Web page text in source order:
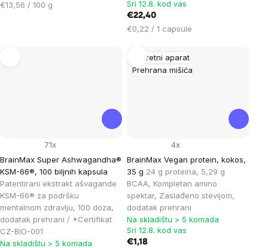
Cijena
€13,56 / 100 g
Sri 12.8. kod vas
€22,40
Cijena
€0,22 / 1 capsule
BrainMax Super Ashwagandha®
KSM-66®, 100 biljnih kapsula
Patentirani ekstrakt ašvagande
KSM-66® za podršku
mentalnom zdravlju, 100 doza,
dodatak prehrani / *Certifikat
CZ-BIO-001
71x
Na skladištu > 5 komada
Pokretni aparat
Prehrana mišića
BrainMax Vegan protein, kokos,
35 g 24 g proteina, 5,29 g
BCAA, Kompletan amino
spektar, Zaslađeno stevijom,
dodatak prehrani
4x
Na skladištu > 5 komada
Sri 12.8. kod vas
€1,18